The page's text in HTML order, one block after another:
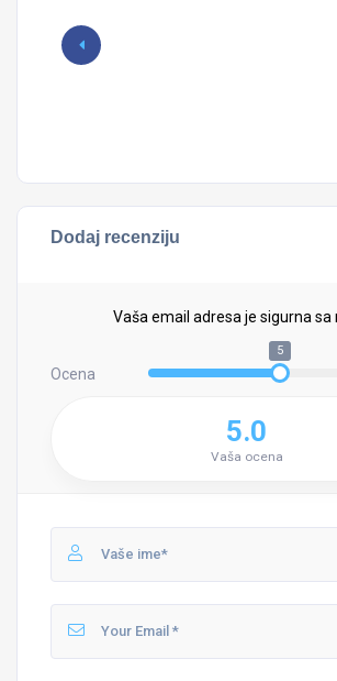
Dodaj recenziju
Vaša email adresa je sigurna sa
Ocena
5
5.0
Vaša ocena